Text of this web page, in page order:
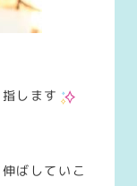
します
ばしていこ